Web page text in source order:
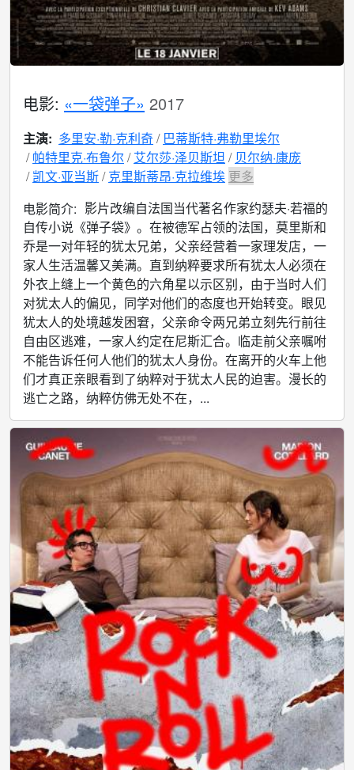
电影: «一袋弹子» 2017
主演: 多里安·勒·克利奇
巴蒂斯特·弗勒里埃尔
帕特里克·布鲁尔
艾尔莎·泽贝斯坦
贝尔纳·康庞
凯文·亚当斯 克里斯蒂昂·克拉维埃 更多
电影简介: 影片改编自法国当代著名作家约瑟夫·若福的
自传小说《弹子袋》。在被德军占领的法国，莫里斯和
乔是一对年轻的犹太兄弟，父亲经营着一家理发店，一
家人生活温馨又美满。直到纳粹要求所有犹太人必须在
外衣上缝上一个黄色的六角星以示区别，由于当时人们
对犹太人的偏见，同学对他们的态度也开始转变。眼见
犹太人的处境越发困窘，父亲命令两兄弟立刻先行前往
自由区逃难，一家人约定在尼斯汇合。临走前父亲嘱咐
不能告诉任何人他们的犹太人身份。在离开的火车上他
们才真正亲眼看到了纳粹对于犹太人民的迫害。漫长的
逃亡之路，纳粹仿佛无处不在，...